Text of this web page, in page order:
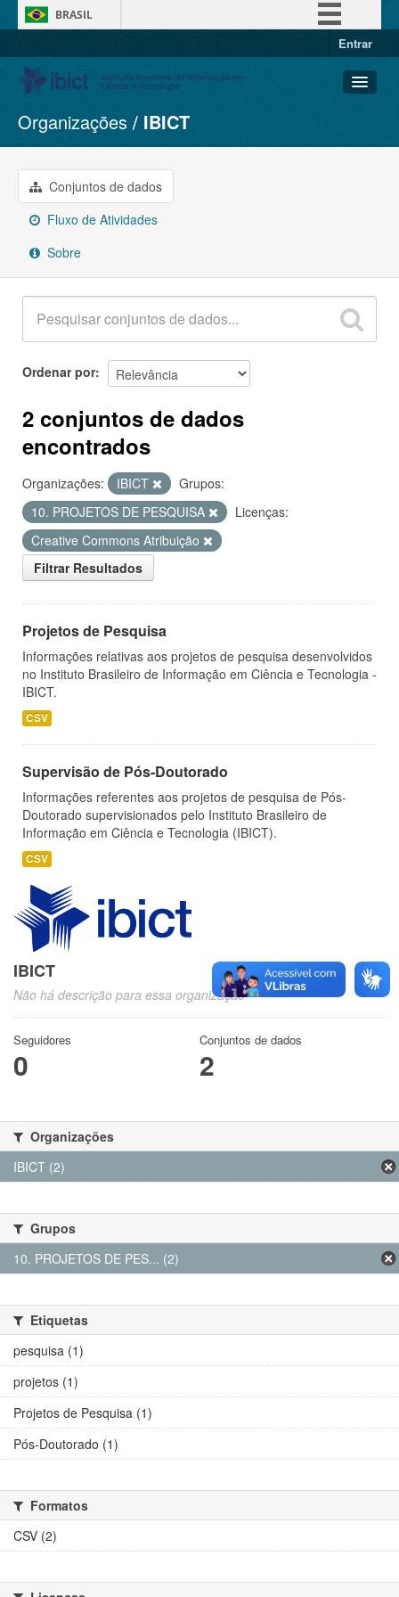
BRASIL
Entrar
Conjuntos de dados
Organizações
Grupos
Sobre
Organizações IBICT
Conjuntos de dados
Fluxo de Atividades
Sobre
Ordenar por
2 conjuntos de dados
encontrados
Organizações: IBICT
Grupos:
10. PROJETOS DE PESQUISA
Licenças:
Creative Commons Atribuição
Filtrar Resultados
Projetos de Pesquisa
Informações relativas aos projetos de pesquisa desenvolvidos
no Instituto Brasileiro de Informação em Ciência e Tecnologia -
IBICT.
CSV
Supervisão de Pós-Doutorado
Informações referentes aos projetos de pesquisa de Pós-
Doutorado supervisionados pelo Instituto Brasileiro de
Informação em Ciência e Tecnologia (IBICT).
CSV
IBICT
Não há descrição para essa organização
Seguidores
0
Conjuntos de dados
2
Organizações
IBICT (2)
Grupos
10. PROJETOS DE PES... (2)
Etiquetas
pesquisa (1)
projetos (1)
Projetos de Pesquisa (1)
Pós-Doutorado (1)
Formatos
CSV (2)